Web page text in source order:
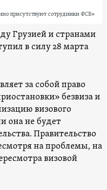
присутствуют сотрудники ФСБ»
Грузией и странами
в силу 28 марта
за собой право
безвиза и
визового
она не будет
Правительство
на проблемы, на
визовой